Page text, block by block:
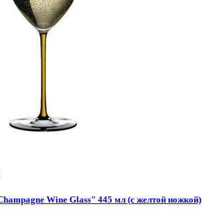
Wine Glass" 445 мл (с желтой ножкой)